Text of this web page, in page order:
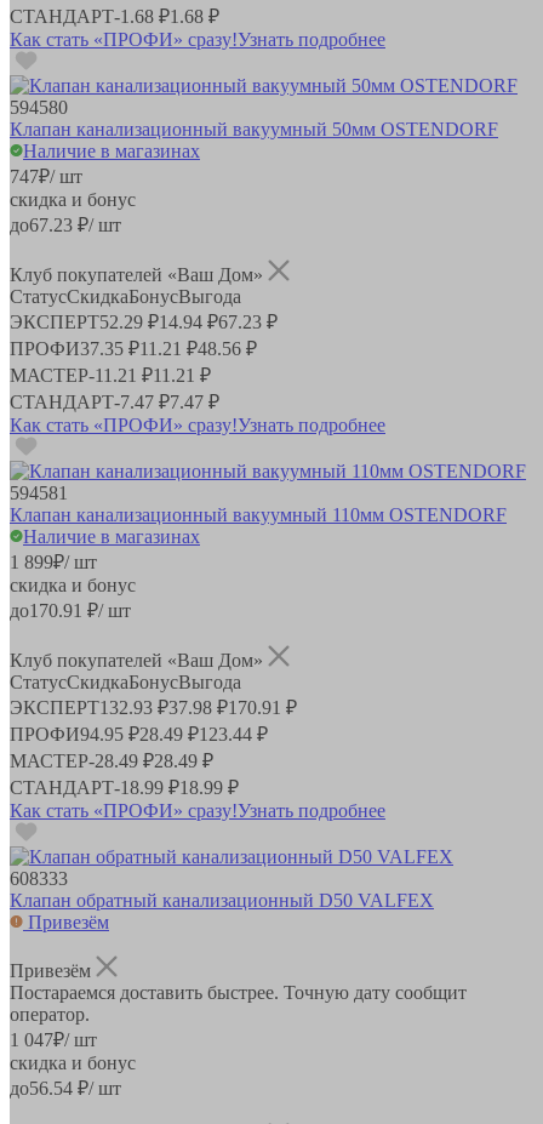
СТАНДАРТ-1.68 ₽1.68 ₽
Как стать «ПРОФИ» сразу!Узнать подробнее
594580
Клапан канализационный вакуумный 50мм OSTENDORF
Наличие в магазинах
747₽/ шт
скидка и бонус
до67.23 ₽/ шт
Клуб покупателей «Ваш Дом»
СтатусСкидкаБонусВыгода
ЭКСПЕРТ52.29 ₽14.94 ₽67.23 ₽
ПРОФИ37.35 ₽11.21 ₽48.56 ₽
МАСТЕР-11.21 ₽11.21 ₽
СТАНДАРТ-7.47 ₽7.47 ₽
Как стать «ПРОФИ» сразу!Узнать подробнее
594581
Клапан канализационный вакуумный 110мм OSTENDORF
Наличие в магазинах
1 899₽/ шт
скидка и бонус
до170.91 ₽/ шт
Клуб покупателей «Ваш Дом»
СтатусСкидкаБонусВыгода
ЭКСПЕРТ132.93 ₽37.98 ₽170.91 ₽
ПРОФИ94.95 ₽28.49 ₽123.44 ₽
МАСТЕР-28.49 ₽28.49 ₽
СТАНДАРТ-18.99 ₽18.99 ₽
Как стать «ПРОФИ» сразу!Узнать подробнее
608333
Клапан обратный канализационный D50 VALFEX
Привезём
Привезём
Постараемся доставить быстрее. Точную дату сообщит
оператор.
1 047₽/ шт
скидка и бонус
до56.54 ₽/ шт